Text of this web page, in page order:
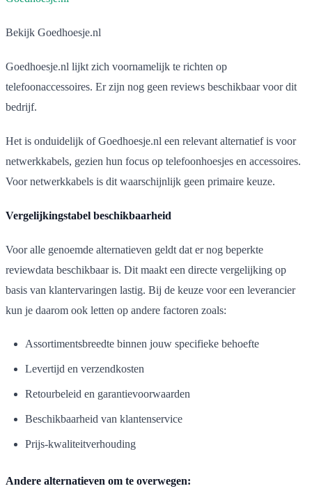
Bekijk Goedhoesje.nl
Goedhoesje.nl lijkt zich voornamelijk te richten op
telefoonaccessoires. Er zijn nog geen reviews beschikbaar voor dit
bedrijf.
Het is onduidelijk of Goedhoesje.nl een relevant alternatief is voor
netwerkkabels, gezien hun focus op telefoonhoesjes en accessoires.
Voor netwerkkabels is dit waarschijnlijk geen primaire keuze.
Vergelijkingstabel beschikbaarheid
Voor alle genoemde alternatieven geldt dat er nog beperkte
reviewdata beschikbaar is. Dit maakt een directe vergelijking op
basis van klantervaringen lastig. Bij de keuze voor een leverancier
kun je daarom ook letten op andere factoren zoals:
Assortimentsbreedte binnen jouw specifieke behoefte
Levertijd en verzendkosten
Retourbeleid en garantievoorwaarden
Beschikbaarheid van klantenservice
Prijs-kwaliteitverhouding
Andere alternatieven om te overwegen: